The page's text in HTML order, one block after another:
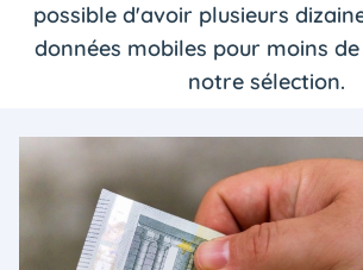
possible d'avoir plusieurs
données mobiles pour moins de
notre sélection.